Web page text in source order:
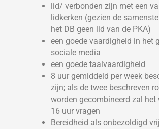
lid/ verbonden zijn met een
lidkerken (gezien de
het DB geen lid van de PKA)
een goede vaardigheid in het
sociale media
een goede taalvaardigheid
8 uur gemiddeld per week
zijn; als de twee beschreven
worden gecombineerd zal het
16 uur vragen
Bereidheid als onbezoldigd